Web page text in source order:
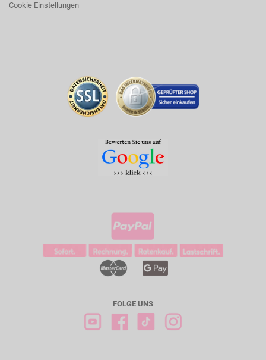
Cookie Einstellungen
FOLGE UNS